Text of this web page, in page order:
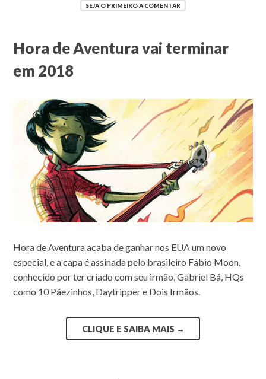
SEJA O PRIMEIRO A COMENTAR
Hora de Aventura vai terminar
em 2018
Hora de Aventura acaba de ganhar nos EUA um novo
especial, e a capa é assinada pelo brasileiro Fábio Moon,
conhecido por ter criado com seu irmão, Gabriel Bá, HQs
como 10 Pãezinhos, Daytripper e Dois Irmãos.
CLIQUE E SAIBA MAIS →